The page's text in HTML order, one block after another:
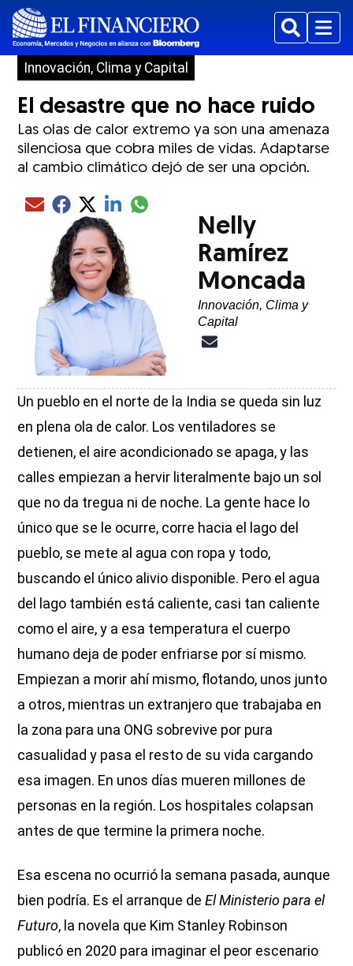
BuscarMenu
Innovación, Clima y Capital
El desastre que no hace ruido
Las olas de calor extremo ya son una amenaza
silenciosa que cobra miles de vidas. Adaptarse
al cambio climático dejó de ser una opción.
Compartir el artículo actual mediante Email
Compartir el artículo actual mediante Facebook
Compartir el artículo actual mediante Twitter
Compartir el artículo actual mediante LinkedIn
Compartir el artículo actual mediante
Nelly
Ramírez
Moncada
Innovación, Clima y
Capital
Un pueblo en el norte de la India se queda sin luz
en plena ola de calor. Los ventiladores se
detienen, el aire acondicionado se apaga, y las
calles empiezan a hervir literalmente bajo un sol
que no da tregua ni de noche. La gente hace lo
único que se le ocurre, corre hacia el lago del
pueblo, se mete al agua con ropa y todo,
buscando el único alivio disponible. Pero el agua
del lago también está caliente, casi tan caliente
como el aire, y a esa temperatura el cuerpo
humano deja de poder enfriarse por sí mismo.
Empiezan a morir ahí mismo, flotando, unos junto
a otros, mientras un extranjero que trabajaba en
la zona para una ONG sobrevive por pura
casualidad y pasa el resto de su vida cargando
esa imagen. En unos días mueren millones de
personas en la región. Los hospitales colapsan
antes de que termine la primera noche.
Esa escena no ocurrió la semana pasada, aunque
bien podría. Es el arranque deEl Ministerio para el
Futuro, la novela que Kim Stanley Robinson
publicó en 2020 para imaginar el peor escenario